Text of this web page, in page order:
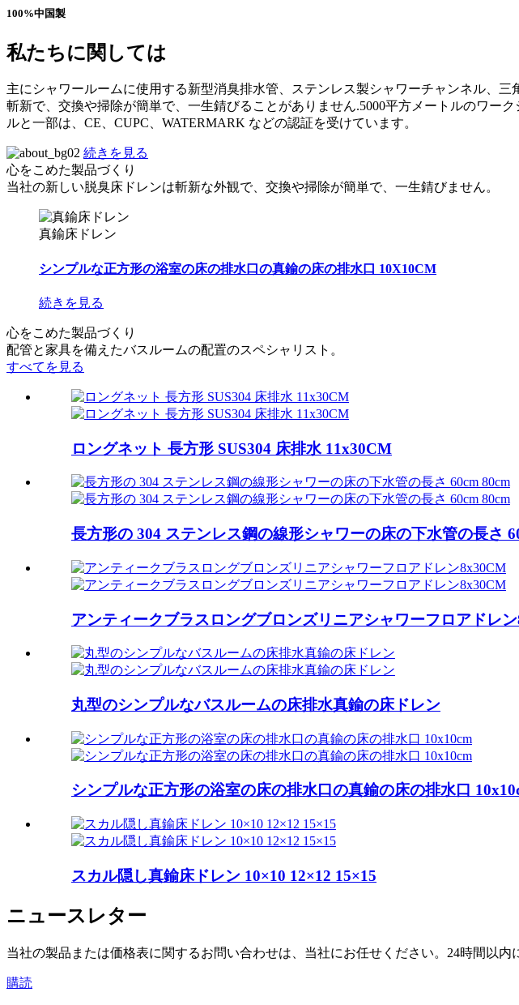
100%中国製
私たちに関しては
主にシャワールームに使用する新型消臭排水管、ステンレス製シャワーチャンネル、
斬新で、交換や掃除が簡単で、一生錆びることがありません.5000平方メートルのワー
ルと一部は、CE、CUPC、WATERMARK などの認証を受けています。
続きを見る
心をこめた製品づくり
当社の新しい脱臭床ドレンは斬新な外観で、交換や掃除が簡単で、一生錆びません。
真鍮床ドレン
シンプルな正方形の浴室の床の排水口の真鍮の床の排水口 10X10CM
続きを見る
心をこめた製品づくり
配管と家具を備えたバスルームの配置のスペシャリスト。
すべてを見る
ロングネット 長方形 SUS304 床排水 11x30CM
長方形の 304 ステンレス鋼の線形シャワーの床の下水管の長さ
アンティークブラスロングブロンズリニアシャワーフロアドレ
丸型のシンプルなバスルームの床排水真鍮の床ドレン
シンプルな正方形の浴室の床の排水口の真鍮の床の排水口
スカル隠し真鍮床ドレン 10×10 12×12 15×15
ニュースレター
当社の製品または価格表に関するお問い合わせは、当社にお任せください。24時間以内
購読